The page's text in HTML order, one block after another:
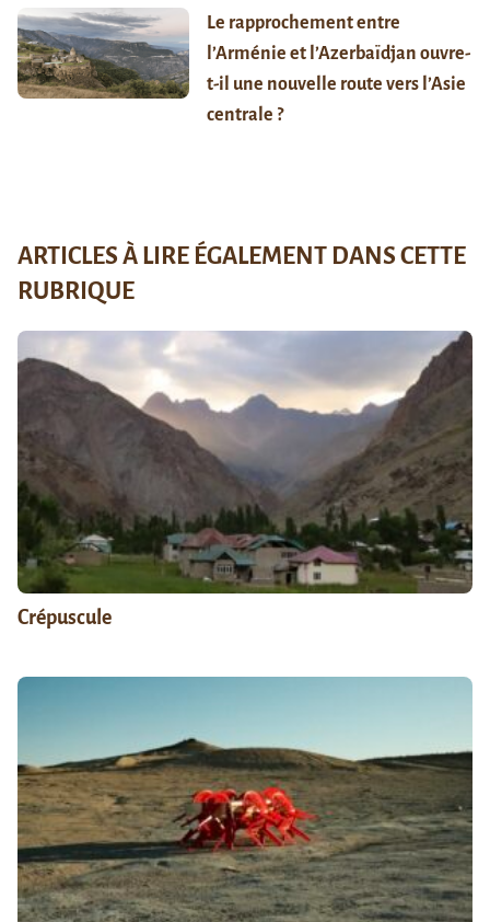
Le rapprochement entre
l’Arménie et l’Azerbaïdjan ouvre-
t-il une nouvelle route vers l’Asie
centrale ?
ARTICLES À LIRE ÉGALEMENT DANS CETTE
RUBRIQUE
Crépuscule